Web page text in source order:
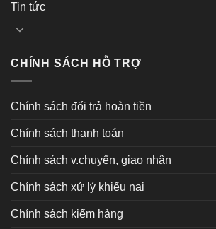
Tin tức
CHÍNH SÁCH HỖ TRỢ
Chính sách đổi trả hoàn tiền
Chính sách thanh toán
Chính sách v.chuyển, giao nhận
Chính sách xử lý khiếu nại
Chính sách kiểm hàng